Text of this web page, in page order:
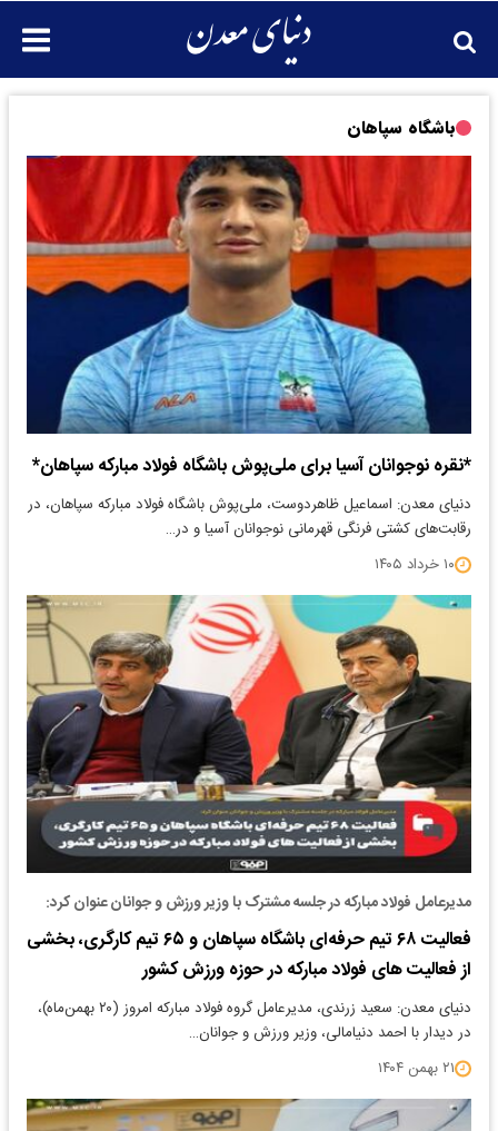
باشگاه سپاهان
*نقره نوجوانان آسیا برای ملی‌پوش باشگاه فولاد مبارکه سپاهان*
دنیای معدن: اسماعیل ظاهردوست، ملی‌پوش باشگاه فولاد مبارکه سپاهان، در
رقابت‌های کشتی فرنگی قهرمانی نوجوانان آسیا و در…
۱۰ خرداد ۱۴۰۵
مدیرعامل فولاد مبارکه در جلسه مشترک با وزیر ورزش و جوانان عنوان کرد:
فعالیت ۶۸ تیم حرفه‌ای باشگاه سپاهان و ۶۵ تیم کارگری، بخشی
از فعالیت های فولاد مبارکه در حوزه ورزش کشور
دنیای معدن: سعید زرندی، مدیرعامل گروه فولاد مبارکه امروز (۲۰ بهمن‌ماه)،
در دیدار با احمد دنیامالی، وزیر ورزش و جوانان…
۲۱ بهمن ۱۴۰۴